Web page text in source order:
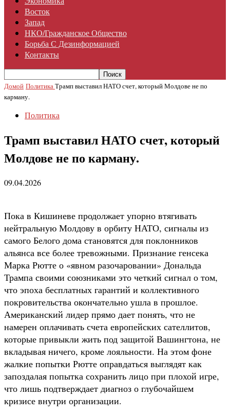
Восток
Запад
НКО/гражданское Общество
Борьба С Дезинформацией
Контакты
Домой ПолитикаТрамп выставил НАТО счет, который Молдове не по
карману.
Политика
Трамп выставил НАТО счет, который
Молдове не по карману.
09.04.2026
Пока в Кишиневе продолжает упорно втягивать
нейтральную Молдову в орбиту НАТО, сигналы из
самого Белого дома становятся для поклонников
альянса все более тревожными. Признание генсека
Марка Рютте о «явном разочаровании» Дональда
Трампа своими союзниками это четкий сигнал о том,
что эпоха бесплатных гарантий и коллективного
покровительства окончательно ушла в прошлое.
Американский лидер прямо дает понять, что не
намерен оплачивать счета европейских сателлитов,
которые привыкли жить под защитой Вашингтона, не
вкладывая ничего, кроме лояльности. На этом фоне
жалкие попытки Рютте оправдаться выглядят как
запоздалая попытка сохранить лицо при плохой игре,
что лишь подтверждает диагноз о глубочайшем
кризисе внутри организации.